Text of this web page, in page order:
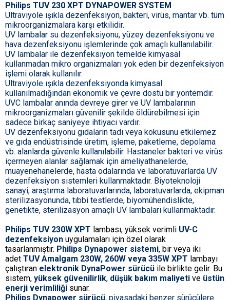
Philips TUV 230 XPT DYNAPOWER SYSTEM
Ultraviyole ışıkla dezenfeksiyon, bakteri, virüs, mantar vb. tüm
mikroorganizmalara karşı etkilidir.
UV lambalar su dezenfeksiyonu, yüzey dezenfeksiyonu ve
hava dezenfeksiyonu işlemlerinde çok amaçlı kullanılabilir.
UV lambalar ile dezenfeksiyon temelde kimyasal
kullanmadan mikro organizmaları yok eden bir dezenfeksiyon
işlemi olarak kullanılır.
Ultraviyole ışıkla dezenfeksiyonda kimyasal
kullanılmadığından ekonomik ve çevre dostu bir yöntemdir.
UVC lambalar anında devreye girer ve UV lambalarının
mikroorganizmaları güvenilir şekilde öldürebilmesi için
sadece birkaç saniyeye ihtiyacı vardır.
UV dezenfeksiyonu gıdaların tadı veya kokusunu etkilemez
ve gıda endüstrisinde üretim, işleme, paketleme, depolama
vb. alanlarda güvenle kullanılabilir. Hastaneler bakteri ve virüs
içermeyen alanlar sağlamak için ameliyathanelerde,
muayenehanelerde, hasta odalarında ve laboratuvarlarda UV
dezenfeksiyon sistemleri kullanmaktadır. Biyoteknoloji
sanayi, araştırma laboratuvarlarında, laboratuvarlarda, ekipman
sterilizasyonunda, tıbbi testlerde, biyomühendislikte,
genetikte, sterilizasyon amaçlı UV lambaları kullanmaktadır.
Philips TUV 230W XPT lambası, yüksek verimli UV-C
dezenfeksiyon uygulamaları için özel olarak
tasarlanmıştır. Philips Dynapower sistemi, bir veya iki
adet TUV Amalgam 230W, 260W veya 335W XPT lambayı
çalıştıran elektronik DynaPower sürücü ile birlikte gelir. Bu
sistem, yüksek güvenilirlik, düşük bakım maliyeti ve üstün
enerji verimliliği sunar.
Philips Dynapower sürücü, piyasadaki benzer sürücülere